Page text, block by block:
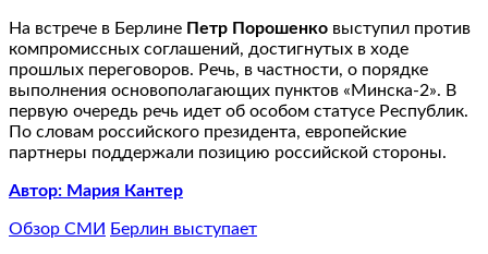
На встрече в Берлине Петр Порошенко выступил против
компромиссных соглашений, достигнутых в ходе
прошлых переговоров. Речь, в частности, о порядке
выполнения основополагающих пунктов «Минска-2». В
первую очередь речь идет об особом статусе Республик.
По словам российского президента, европейские
партнеры поддержали позицию российской стороны.
Автор: Мария Кантер
Обзор СМИ Берлин выступает